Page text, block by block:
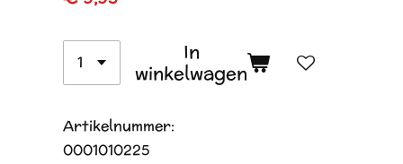
In
winkelwagen
Artikelnummer:
0001010225